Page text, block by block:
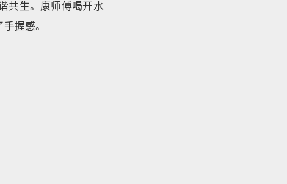
共生。康师傅喝开水
握感。